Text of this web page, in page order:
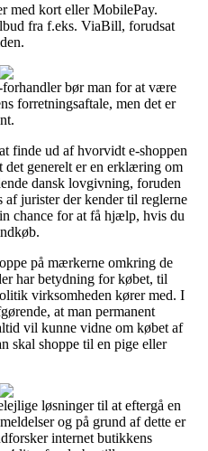
med kort eller MobilePay.
fra f.eks. ViaBill, forudsat
bør man for at være
forretningsaftale, men det er
finde ud af hvorvidt e-shoppen
det generelt er en erklæring om
dansk lovgivning, foruden
af jurister der kender til reglerne
chance for at få hjælp, hvis du
på mærkerne omkring de
har betydning for købet, til
virksomheden kører med. I
at man permanent
vil kunne vidne om købet af
skal shoppe til en pige eller
løsninger til at eftergå en
og på grund af dette er
internet butikkens